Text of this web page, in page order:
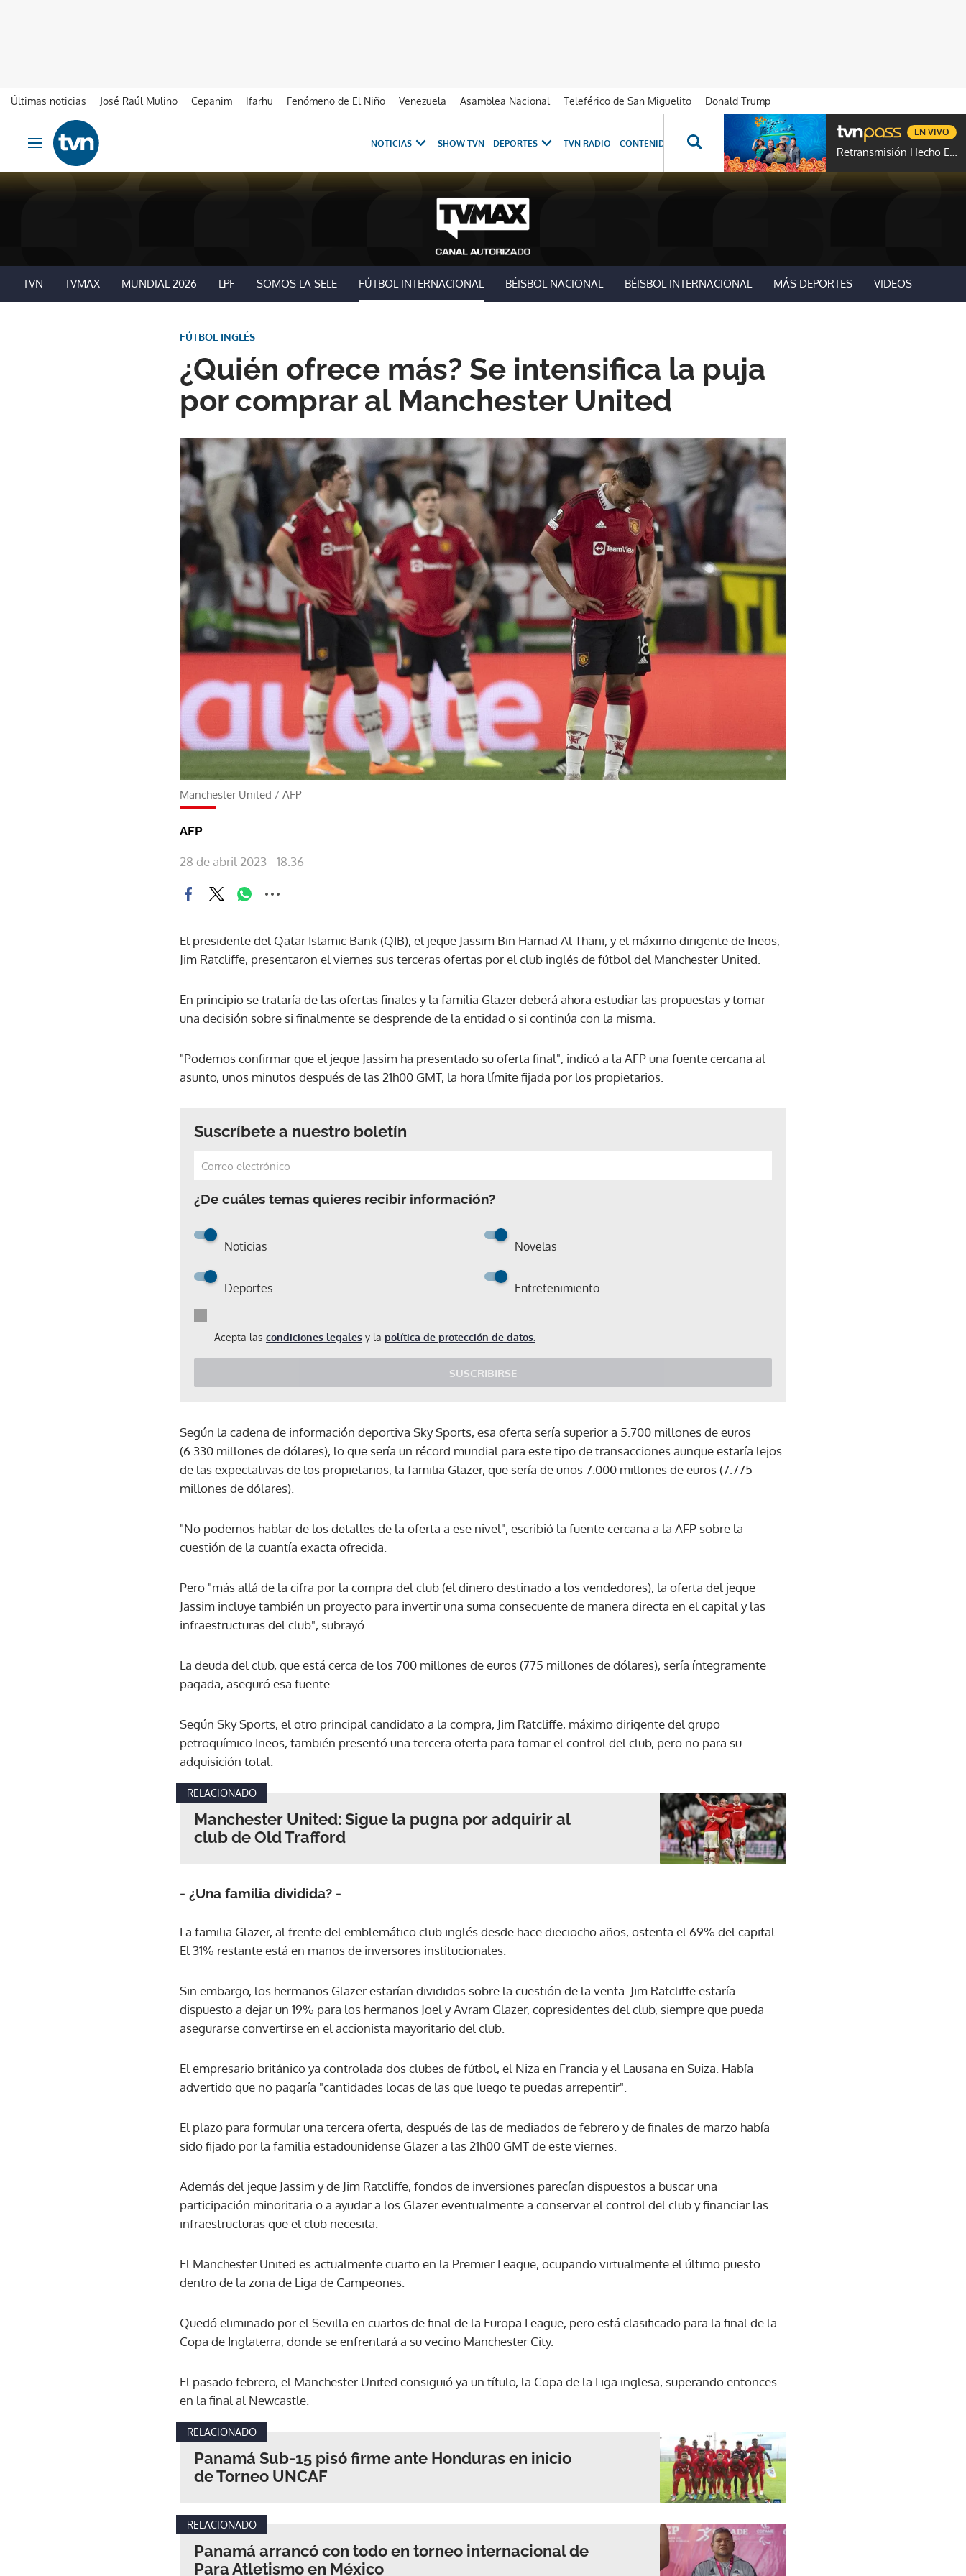
Últimas noticias José Raúl Mulino Cepanim Ifarhu Fenómeno de El Niño Venezuela Asamblea Nacional Teleférico de San Miguelito
Donald Trump
Ir al contenido
Obrir navegació
NOTICIAS SHOW TVN DEPORTES TVN RADIO CONTENIDOS ESPECIALES NOVELAS PROGRAMAS GENTE TVN
Retransmisión Hecho En Panamá
EN VIVO
TVN TVMAX MUNDIAL 2026 LPF SOMOS LA SELE FÚTBOL INTERNACIONAL BÉISBOL NACIONAL BÉISBOL INTERNACIONAL MÁS DEPORTES VIDEOS
¿Quién ofrece más? Se intensifica la puja
por comprar al Manchester United
FÚTBOL INGLÉS
Manchester United / AFP
AFP
28 de abril 2023 - 18:36
El presidente del Qatar Islamic Bank (QIB), el jeque Jassim Bin Hamad Al Thani, y el máximo dirigente de Ineos,
Jim Ratcliffe, presentaron el viernes sus terceras ofertas por el club inglés de fútbol del Manchester United.
En principio se trataría de las ofertas finales y la familia Glazer deberá ahora estudiar las propuestas y tomar
una decisión sobre si finalmente se desprende de la entidad o si continúa con la misma.
"Podemos confirmar que el jeque Jassim ha presentado su oferta final", indicó a la AFP una fuente cercana al
asunto, unos minutos después de las 21h00 GMT, la hora límite fijada por los propietarios.
Suscríbete a nuestro boletín
¿De cuáles temas quieres recibir información?
Noticias Novelas
Deportes Entretenimiento
Acepta las condiciones legales y la política de protección de datos.
SUSCRIBIRSE
Gracias por suscribirte a nuestro boletín.
Según la cadena de información deportiva Sky Sports, esa oferta sería superior a 5.700 millones de euros
(6.330 millones de dólares), lo que sería un récord mundial para este tipo de transacciones aunque estaría lejos
de las expectativas de los propietarios, la familia Glazer, que sería de unos 7.000 millones de euros (7.775
millones de dólares).
"No podemos hablar de los detalles de la oferta a ese nivel", escribió la fuente cercana a la AFP sobre la
cuestión de la cuantía exacta ofrecida.
Pero "más allá de la cifra por la compra del club (el dinero destinado a los vendedores), la oferta del jeque
Jassim incluye también un proyecto para invertir una suma consecuente de manera directa en el capital y las
infraestructuras del club", subrayó.
La deuda del club, que está cerca de los 700 millones de euros (775 millones de dólares), sería íntegramente
pagada, aseguró esa fuente.
Según Sky Sports, el otro principal candidato a la compra, Jim Ratcliffe, máximo dirigente del grupo
petroquímico Ineos, también presentó una tercera oferta para tomar el control del club, pero no para su
adquisición total.
RELACIONADO
Manchester United: Sigue la pugna por adquirir al
club de Old Trafford
- ¿Una familia dividida? -
La familia Glazer, al frente del emblemático club inglés desde hace dieciocho años, ostenta el 69% del capital.
El 31% restante está en manos de inversores institucionales.
Sin embargo, los hermanos Glazer estarían divididos sobre la cuestión de la venta. Jim Ratcliffe estaría
dispuesto a dejar un 19% para los hermanos Joel y Avram Glazer, copresidentes del club, siempre que pueda
asegurarse convertirse en el accionista mayoritario del club.
El empresario británico ya controlada dos clubes de fútbol, el Niza en Francia y el Lausana en Suiza. Había
advertido que no pagaría "cantidades locas de las que luego te puedas arrepentir".
El plazo para formular una tercera oferta, después de las de mediados de febrero y de finales de marzo había
sido fijado por la familia estadounidense Glazer a las 21h00 GMT de este viernes.
Además del jeque Jassim y de Jim Ratcliffe, fondos de inversiones parecían dispuestos a buscar una
participación minoritaria o a ayudar a los Glazer eventualmente a conservar el control del club y financiar las
infraestructuras que el club necesita.
El Manchester United es actualmente cuarto en la Premier League, ocupando virtualmente el último puesto
dentro de la zona de Liga de Campeones.
Quedó eliminado por el Sevilla en cuartos de final de la Europa League, pero está clasificado para la final de la
Copa de Inglaterra, donde se enfrentará a su vecino Manchester City.
El pasado febrero, el Manchester United consiguió ya un título, la Copa de la Liga inglesa, superando entonces
en la final al Newcastle.
RELACIONADO
Panamá Sub-15 pisó firme ante Honduras en inicio
de Torneo UNCAF
RELACIONADO
Panamá arrancó con todo en torneo internacional de
Para Atletismo en México